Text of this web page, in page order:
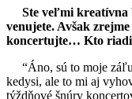
Ste veľmi kreatívna
venujete. Avšak
koncertujte… Kto riadi
“Áno, sú to moje
kedysi, ale to mi aj
týždňové šnúry